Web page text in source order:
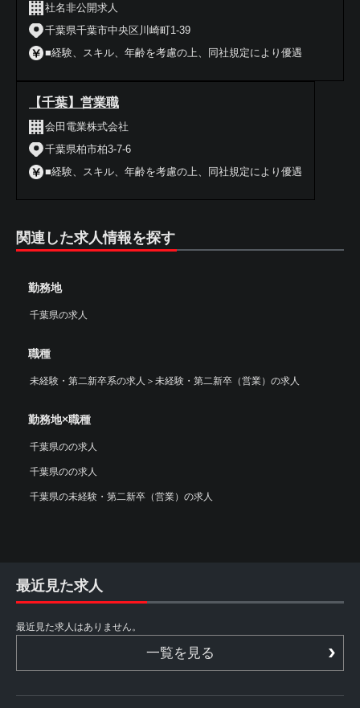
社名非公開求人
千葉県千葉市中央区川崎町1-39
■経験、スキル、年齢を考慮の上、同社規定により優遇
【千葉】営業職
会田電業株式会社
千葉県柏市柏3-7-6
■経験、スキル、年齢を考慮の上、同社規定により優遇
関連した求人情報を探す
勤務地
千葉県の求人
職種
未経験・第二新卒系の求人 ＞ 未経験・第二新卒（営業）の求人
勤務地×職種
千葉県のの求人
千葉県のの求人
千葉県の未経験・第二新卒（営業）の求人
最近見た求人
最近見た求人はありません。
一覧を見る